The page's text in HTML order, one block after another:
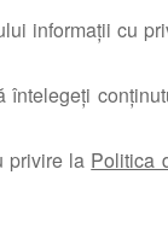
informații cu
întelegeți
privire la Politica